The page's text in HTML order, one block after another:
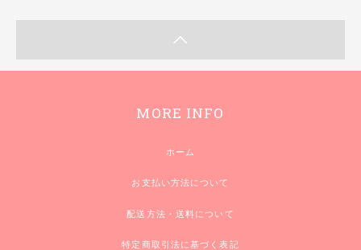
MORE INFO
ホーム
お支払い方法について
配送方法・送料について
特定商取引法に基づく表記